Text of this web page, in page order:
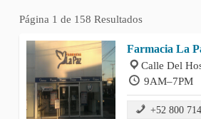
Página 1 de 158 Resultados
Farmacia La
Calle Del
9AM–7PM
+52 800